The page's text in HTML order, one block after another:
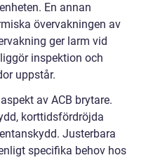
En annan
övervakningen av
ger larm vid
inspektion och
uppstår.
av ACB brytare.
korttidsfördröjda
Justerbara
specifika behov hos